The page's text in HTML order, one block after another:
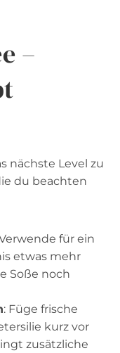
–
nächste Level zu
du beachten
für ein
etwas mehr
Soße noch
: Füge frische
kurz vor
zusätzliche